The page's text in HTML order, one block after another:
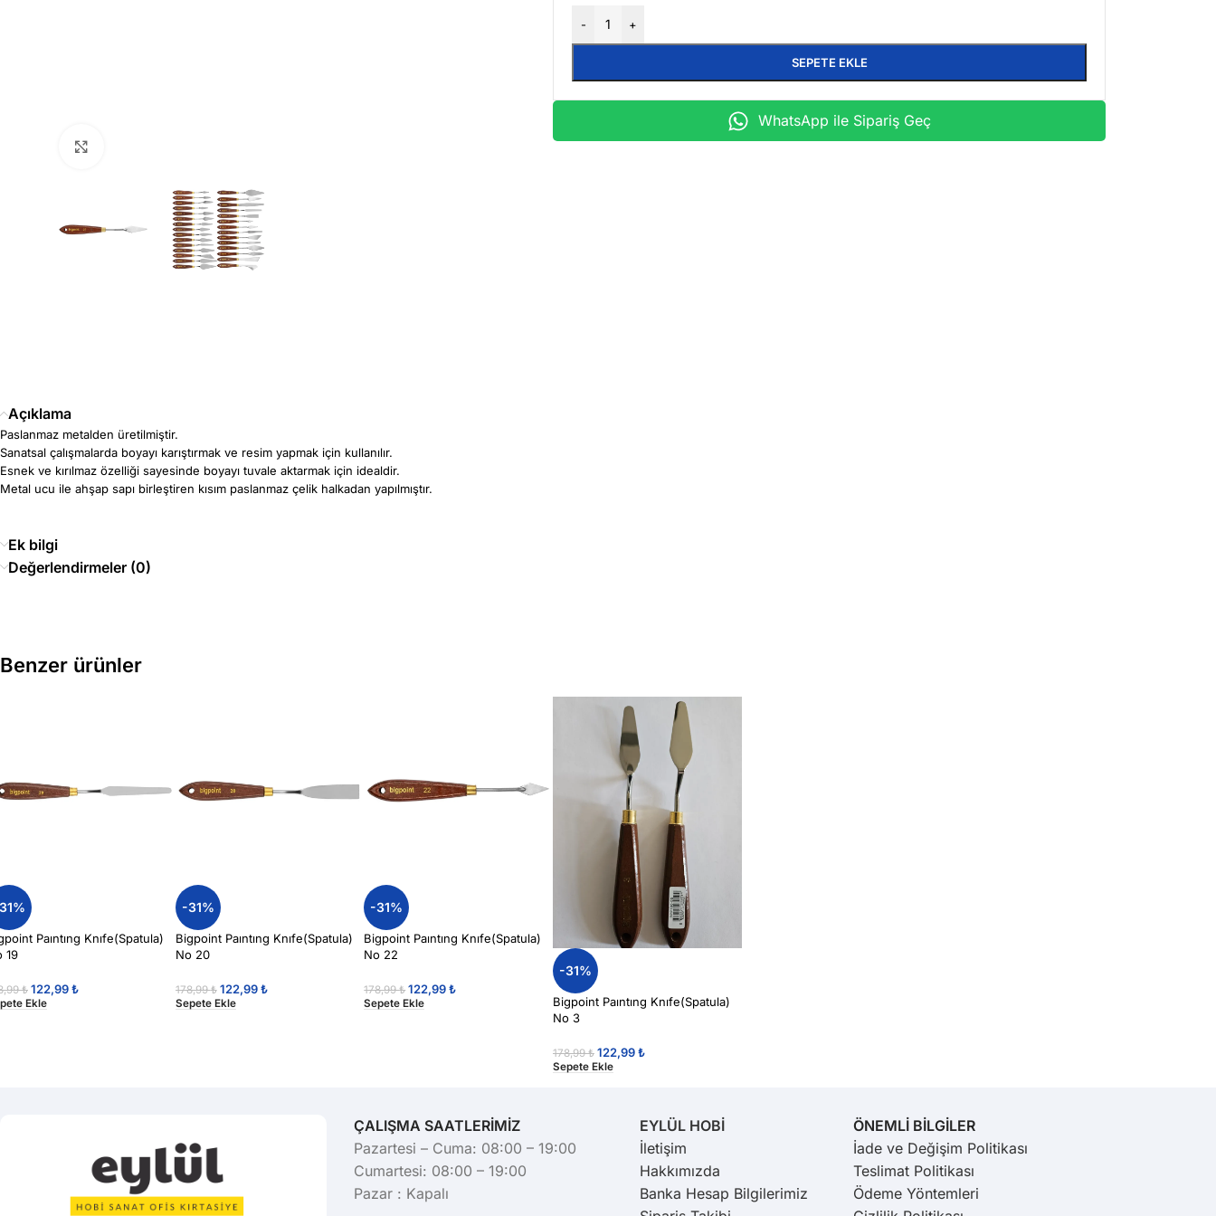
- +
SEPETE EKLE
WhatsApp ile Sipariş Geç
Açıklama
Paslanmaz metalden üretilmiştir.
Sanatsal çalışmalarda boyayı karıştırmak ve resim yapmak için kullanılır.
Esnek ve kırılmaz özelliği sayesinde boyayı tuvale aktarmak için idealdir.
Metal ucu ile ahşap sapı birleştiren kısım paslanmaz çelik halkadan yapılmıştır.
Ek bilgi
Değerlendirmeler (0)
Benzer ürünler
Paıntıng Knıfe(Spatula)
19
₺ 122,99₺
Ekle
-31%
Bigpoint Paıntıng Knıfe(Spatula)
No 20
178,99₺ 122,99₺
Sepete Ekle
-31%
Bigpoint Paıntıng Knıfe(Spatula)
No 22
178,99₺ 122,99₺
Sepete Ekle
-31%
Bigpoint Paıntıng Knıfe(Spatula)
No 3
178,99₺ 122,99₺
Sepete Ekle
ÇALIŞMA SAATLERİMİZ
Pazartesi – Cuma: 08:00 – 19:00
Cumartesi: 08:00 – 19:00
Pazar : Kapalı
EYLÜL HOBİ
İletişim
Hakkımızda
Banka Hesap Bilgilerimiz
ÖNEMLİ BİLGİLER
İade ve Değişim Politikası
Teslimat Politikası
Ödeme Yöntemleri